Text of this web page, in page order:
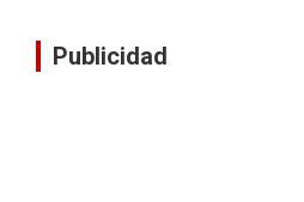
Publicidad